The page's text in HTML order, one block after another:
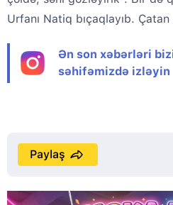
Urfanı Natiq bıçaqlayıb.
Ən son xəbərləri
səhifəmizdə izləyin
Paylaş